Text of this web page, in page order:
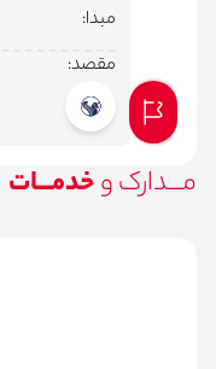
مبدا:
مقصد:
مـــدارک وخدمـــات